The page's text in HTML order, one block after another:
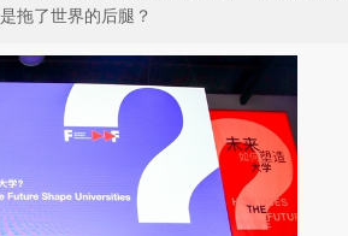
拖了世界的后腿？